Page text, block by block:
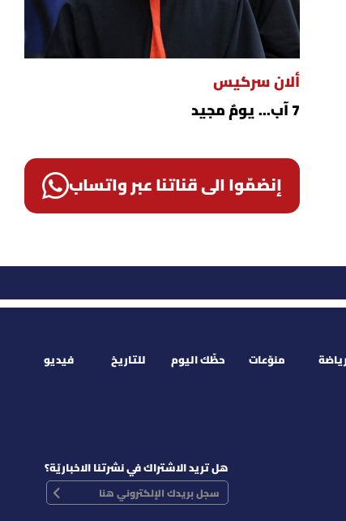
ألان سركيس
7 آب... يومٌ مجيد
إنضمّوا الى قناتنا عبر واتساب
منوّعات حظّك اليوم للتاريخ فيديو
هل تريد الاشتراك في نشرتنا الاخباريّة؟